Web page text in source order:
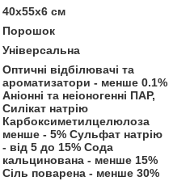
40x55x6 см
Порошок
Універсальна
Оптичні відбілювачі та
ароматизатори - менше 0.1%
Аніонні та неіоногенні ПАР,
Силікат натрію
Карбоксиметилцелюлоза
менше - 5% Сульфат натрію
- від 5 до 15% Сода
кальцинована - менше 15%
Сіль поварена - менше 30%